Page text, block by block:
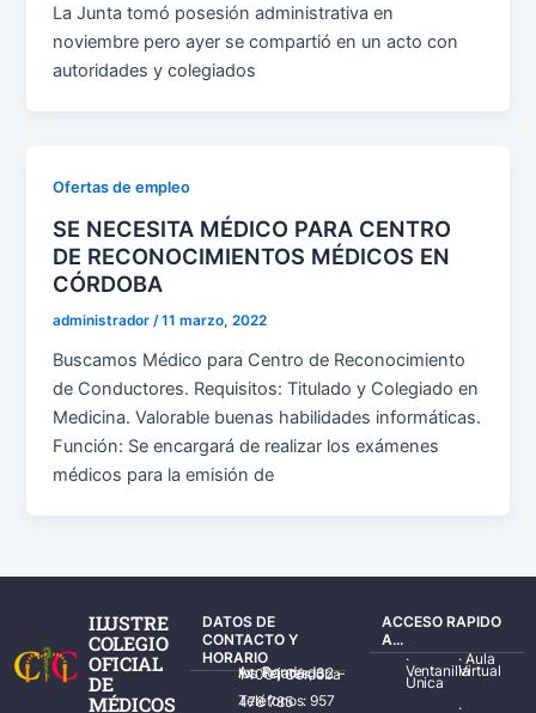
La Junta tomó posesión administrativa en
noviembre pero ayer se compartió en un acto con
autoridades y colegiados
Ofertas de empleo
SE NECESITA MÉDICO PARA CENTRO
DE RECONOCIMIENTOS MÉDICOS EN
CÓRDOBA
administrador/11 marzo, 2022
Buscamos Médico para Centro de Reconocimiento
de Conductores. Requisitos: Titulado y Colegiado en
Medicina. Valorable buenas habilidades informáticas.
Función: Se encargará de realizar los exámenes
médicos para la emisión de
ILUSTRE
COLEGIO
OFICIAL
DE
MÉDICOS
DATOS DE
CONTACTO Y
HORARIO
Av. Ronda de los Tejares, 32 – 14001 Córdoba
Teléfonos: 957 478 785
ACCESO RAPIDO
A...
·
Ventanilla
Única
·Aula
Virtual
·